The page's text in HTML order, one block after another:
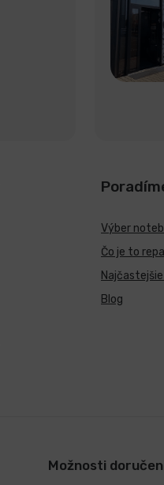
Výber
Čo je to
Blog
Možnosti